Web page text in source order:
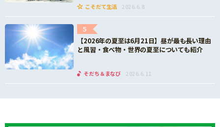
こそだて生活 2026.6.8
5
【2026年の夏至は6月21日】昼が最も長い理由
と風習・食べ物・世界の夏至についても紹介
そだち＆まなび 2026.6.11